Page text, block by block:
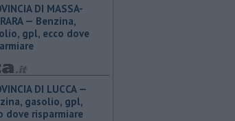
DI MASSA-
— ​Benzina,
gpl, ecco dove
DI LUCCA —
gasolio, gpl,
dove risparmiare